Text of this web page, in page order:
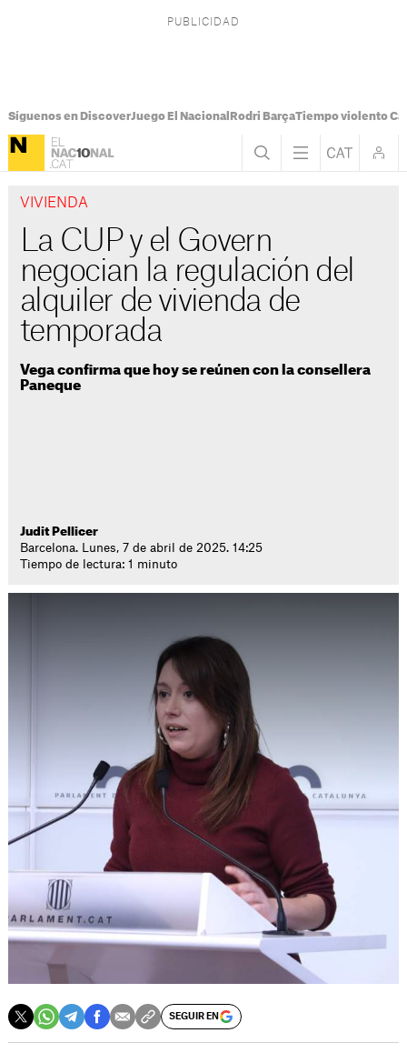
Síguenos en DiscoverJuego El Nacional Rodri BarçaTiempo violento
VIVIENDA
La CUP y el Govern
negocian la regulación del
alquiler de vivienda de
temporada
Vega confirma que hoy se reúnen con la consellera
Paneque
Judit Pellicer
Barcelona. Lunes, 7 de abril de 2025. 14:25
Tiempo de lectura: 1 minuto
SEGUIR EN